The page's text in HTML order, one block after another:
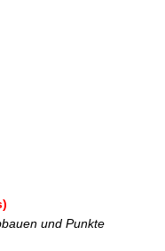
und Punkte